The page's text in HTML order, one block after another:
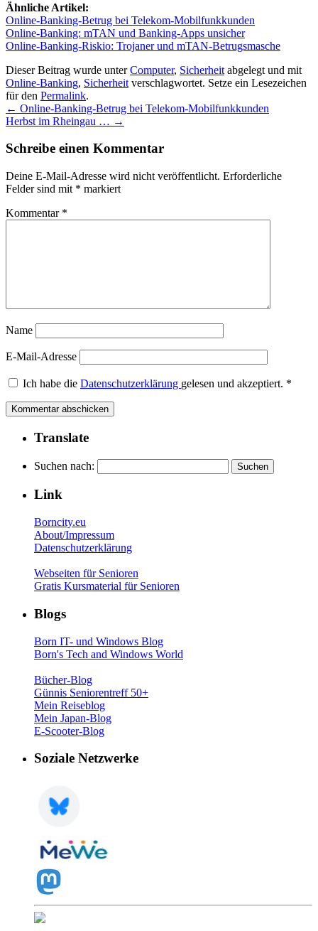
Ähnliche Artikel:
Online-Banking-Betrug bei Telekom-Mobilfunkkunden
Online-Banking: mTAN und Banking-Apps unsicher
Online-Banking-Riskio: Trojaner und mTAN-Betrugsmasche
Dieser Beitrag wurde unterComputer, Sicherheit abgelegt und mit
Online-Banking, Sicherheit verschlagwortet. Setze ein Lesezeichen
für den Permalink.
← Online-Banking-Betrug bei Telekom-Mobilfunkkunden
Herbst im Rheingau … →
Schreibe einen Kommentar
Deine E-Mail-Adresse wird nicht veröffentlicht. Erforderliche
Felder sind mit * markiert
Kommentar *
Name
E-Mail-Adresse
Ich habe die Datenschutzerklärung gelesen und akzeptiert. *
Translate
Suchen nach:
Link
Borncity.eu
About/Impressum
Datenschutzerklärung
Webseiten für Senioren
Gratis Kursmaterial für Senioren
Blogs
Born IT- und Windows Blog
Born's Tech and Windows World
Bücher-Blog
Günnis Seniorentreff 50+
Mein Reiseblog
Mein Japan-Blog
E-Scooter-Blog
Soziale Netzwerke